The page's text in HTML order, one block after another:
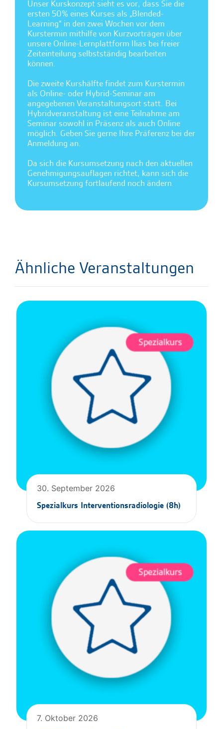
Unser Kurskonzept sieht es vor, dass Sie die
ersten 50% eines Kurses als „Blended-
Learning“ in den zwei Wochen vor dem
Kurstermin mithilfe von Kurzvorträgen über
unsere Online-Lernplattform Ilias bei freier
Zeiteinteilung selbstständig bearbeiten
können.
Die zweite Kurshälfte findet zum Kurstermin
als Online- oder Hybrid-Seminar am
angegebenen Veranstaltungsort statt. Bei
Hybridveranstaltung ist eine Teilnahme am
Seminar sowohl in Präsenz als auch Online
möglich. Geben Sie gerne Ihre Präferenz bei der
Anmeldung an.
Da sich die Kursumsetzung nach den aktuellen
Genehmigungsauflagen richtet, kann sich die
Kursumsetzung fortlaufend noch ändern.
Ähnliche Veranstaltungen
30. September 2026
Spezialkurs Interventionsradiologie (8h)
7. Oktober 2026